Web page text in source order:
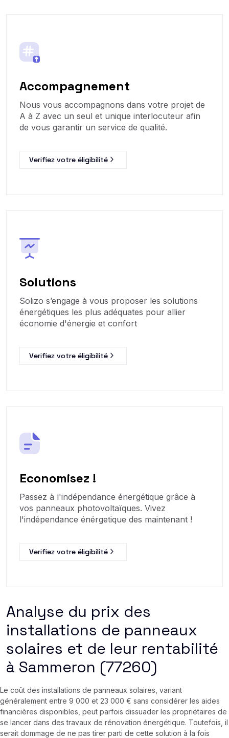
Accompagnement
Nous vous accompagnons dans votre projet de
A à Z avec un seul et unique interlocuteur afin
de vous garantir un service de qualité.
Verifiez votre éligibilité
Solutions
Solizo s’engage à vous proposer les solutions
énergétiques les plus adéquates pour allier
économie d'énergie et confort
Verifiez votre éligibilité
Economisez !
Passez à l'indépendance énergétique grâce à
vos panneaux photovoltaïques. Vivez
l'indépendance énérgetique des maintenant !
Verifiez votre éligibilité
Analyse du prix des
installations de panneaux
solaires et de leur rentabilité
à Sammeron (77260)
Le coût des installations de panneaux solaires, variant
généralement entre 9 000 et 23 000 € sans considérer les aides
financières disponibles, peut parfois dissuader les propriétaires de
se lancer dans des travaux de rénovation énergétique. Toutefois, il
serait dommage de ne pas tirer parti de cette solution à la fois